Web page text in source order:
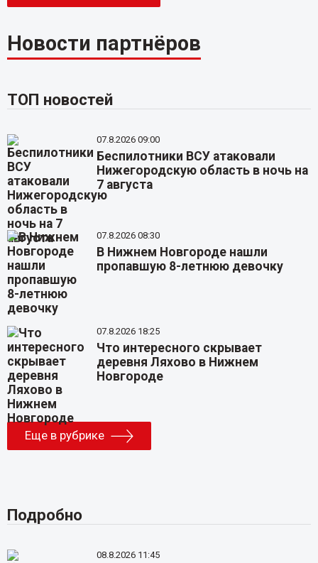
Новости партнёров
ТОП новостей
07.8.2026 09:00
Беспилотники ВСУ атаковали
Нижегородскую область в ночь на
7 августа
07.8.2026 08:30
В Нижнем Новгороде нашли
пропавшую 8-летнюю девочку
07.8.2026 18:25
Что интересного скрывает
деревня Ляхово в Нижнем
Новгороде
Еще в рубрике
Подробно
08.8.2026 11:45